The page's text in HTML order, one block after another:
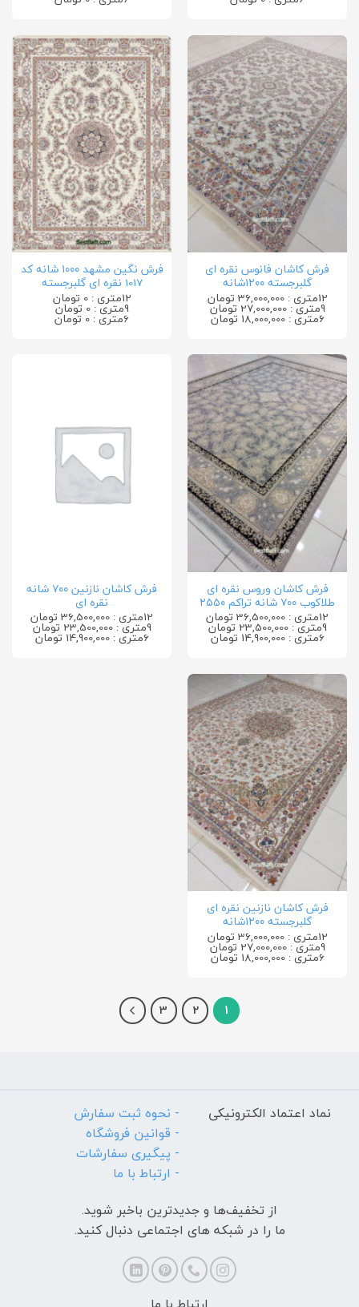
فرش کاشان فانوس نقره ای
گلبرجسته ۱۲۰۰شانه
12متری : 36,000,000 تومان
9متری : 27,000,000 تومان
6متری : 18,000,000 تومان
فرش نگین مشهد ۱۰۰۰ شانه کد
1017 نقره ای گلبرجسته
12متری : 0 تومان
9متری : 0 تومان
6متری : 0 تومان
فرش کاشان وروس نقره ای
طلاکوب ۷۰۰ شانه تراکم ۲۵۵۰
12متری : 36,500,000 تومان
9متری : 23,500,000 تومان
6متری : 14,900,000 تومان
فرش کاشان نازنین ۷۰۰ شانه
نقره ای
12متری : 36,500,000 تومان
9متری : 23,500,000 تومان
6متری : 14,900,000 تومان
فرش کاشان نازنین نقره ای
گلبرجسته ۱۲۰۰شانه
12متری : 36,000,000 تومان
9متری : 27,000,000 تومان
6متری : 18,000,000 تومان
1
2
3
نماد اعتماد الکترونیکی
- نحوه ثبت سفارش
- قوانین فروشگاه
- پیگیری سفارشات
- ارتباط با ما
از تخفیف‌ها و جدیدترین‌ باخبر شوید.
ما را در شبکه های اجتماعی دنبال کنید.